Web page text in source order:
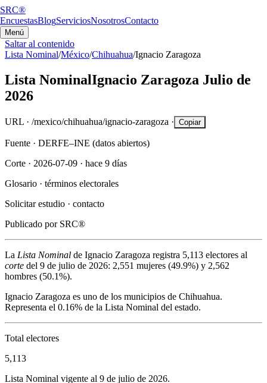
SRC®
EncuestasBlogServiciosNosotrosContacto
Menú
Saltar al contenido
Lista Nominal/México/Chihuahua/Ignacio Zaragoza
Lista NominalIgnacio Zaragoza Julio de
2026
URL · /mexico/chihuahua/ignacio-zaragoza · Copiar
Fuente · DERFE–INE (datos abiertos)
Corte · 2026-07-09 · hace 9 días
Glosario · términos electorales
Solicitar estudio · contacto
Publicado por SRC®
La Lista Nominal de Ignacio Zaragoza registra 5,113 electores al
corte del 9 de julio de 2026: 2,551 mujeres (49.9%) y 2,562
hombres (50.1%).
Ignacio Zaragoza es uno de los municipios de Chihuahua.
Representa el 0.16% de la Lista Nominal del estado.
Total electores
5,113
Lista Nominal vigente al 9 de julio de 2026.